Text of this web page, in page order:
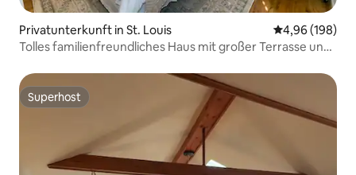
Privatunterkunft in St. Louis
4,96 (198)
Tolles familienfreundliches Haus mit großer Terrasse und
Superhost
Superhost